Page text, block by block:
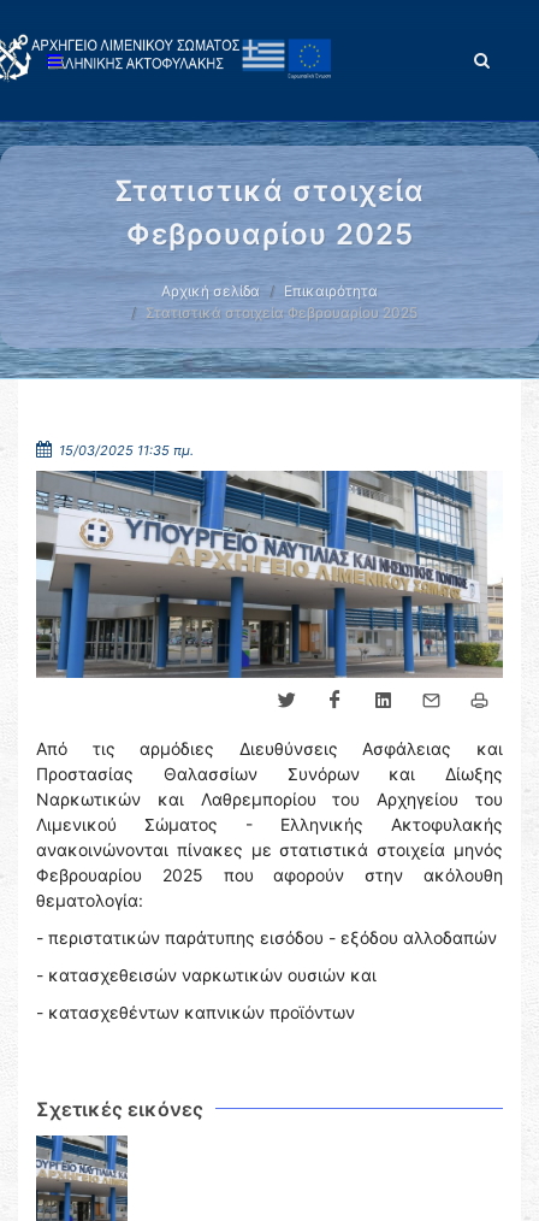
Στατιστικά στοιχεία
Φεβρουαρίου 2025
Αρχική σελίδα
Επικαιρότητα
Στατιστικά στοιχεία Φεβρουαρίου 2025
15/03/2025 11:35 πμ.
Από τις αρμόδιες Διευθύνσεις Ασφάλειας και
Προστασίας Θαλασσίων Συνόρων και Δίωξης
Ναρκωτικών και Λαθρεμπορίου του Αρχηγείου του
Λιμενικού Σώματος - Ελληνικής Ακτοφυλακής
ανακοινώνονται πίνακες με στατιστικά στοιχεία μηνός
Φεβρουαρίου 2025 που αφορούν στην ακόλουθη
θεματολογία:
- περιστατικών παράτυπης εισόδου - εξόδου αλλοδαπών
- κατασχεθεισών ναρκωτικών ουσιών και
- κατασχεθέντων καπνικών προϊόντων
Σχετικές εικόνες